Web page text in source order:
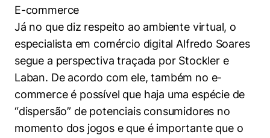
E-commerce
Já no que diz respeito ao ambiente virtual, o
especialista em comércio digital Alfredo Soares
segue a perspectiva traçada por Stockler e
Laban. De acordo com ele, também no e-
commerce é possível que haja uma espécie de
“dispersão” de potenciais consumidores no
momento dos jogos e que é importante que o